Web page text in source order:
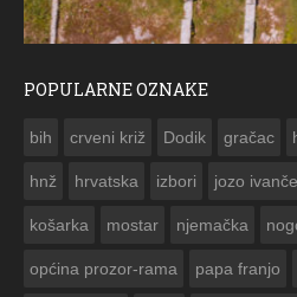
POPULARNE OZNAKE
bih crveni križ Dodik gračac
hnž hrvatska izbori jozo
košarka mostar njemačka
općina prozor-rama papa franjo